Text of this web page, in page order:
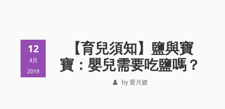
12
4月
2019
【育兒須知】鹽與寶
寶：嬰兒需要吃鹽嗎？
by 愛月嫂